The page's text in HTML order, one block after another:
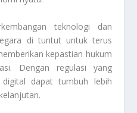
teknologi dan
di tuntut untuk terus
kepastian hukum
Dengan regulasi yang
dapat tumbuh lebih